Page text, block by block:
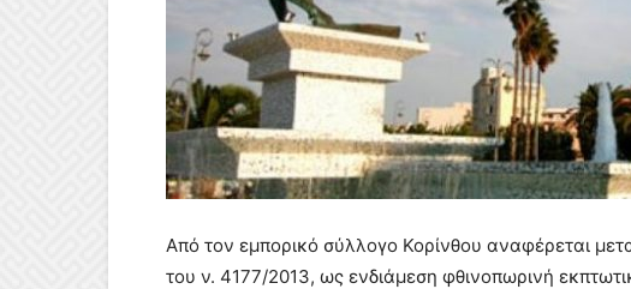
Από τον εμπορικό σύλλογο Κορίνθου αναφέρεται
του ν. 4177/2013, ως ενδιάμεση φθινοπωρινή